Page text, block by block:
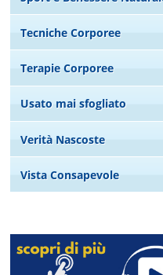
Tecniche Corporee
Terapie Corporee
Usato mai sfogliato
Verità Nascoste
Vista Consapevole